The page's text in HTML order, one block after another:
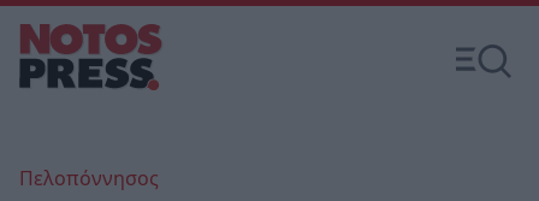
Πελοπόννησος